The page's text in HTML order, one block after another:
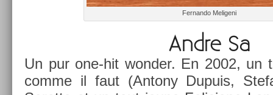
Fer­nando Meligeni
Andre Sa
Un pur one-hit won­d­er. En 2002, un
comme il faut (An­tony Dupuis,